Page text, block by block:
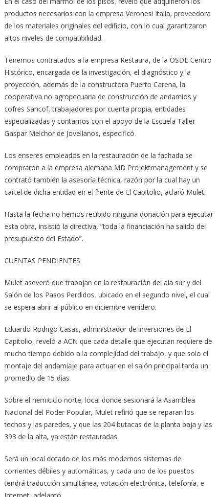
productos necesarios con la empresa Veronesi Italia, proveedora
de los materiales originales del edificio, con lo cual garantizaron
altos niveles de compatibilidad.
Tenemos contratados a la empresa Restaura, de la OSDE Centro
Histórico, encargada de la investigación, el diagnóstico y la
proyección, además de la constructora Puerto Carena, la
cooperativa no agropecuaria de construcción de andamios y
cofres Sancof, trabajadores por cuenta propia, entidades
especializadas y contamos con el apoyo de la Escuela Taller
Gaspar Melchor de Jovellanos, especificó.
Los enseres empleados en la restauración de la fachada se
compraron a la empresa alemana MD Projektmanagement y se
contrató también la asesoría técnica, razón por la cual hay un
cartel de dicha entidad en el frente de El Capitolio, aclaró Mulet.
Hasta la fecha no hemos recibido ninguna donación para ejecutar
esta obra, insistió la directiva, “toda la financiación ha salido del
presupuesto del Estado”.
CUENTAS PENDIENTES
Mulet aseveró que trabajan en la restauración del ala sur y del
Salón de los Pasos Perdidos, ubicado en el segundo nivel, el cual
se espera abrir al público en diciembre venidero.
Eduardo Rodrigo Casas, administrador de inversiones de El
Capitolio, reveló a ACN que cada detalle que ejecutan requiere de
mucho tiempo debido a la complejidad del trabajo, y que solo el
montaje del andamiaje para actuar en el salón principal tarda un
promedio de 15 días.
Sobre el hemiciclo norte, local donde sesionará la Asamblea
Nacional del Poder Popular, Mulet refirió que se reparan los
techos y las paredes, y que las 204 butacas de la planta baja y las
393 de la alta, ya están restauradas.
Será un local dotado de los más modernos sistemas de
corrientes débiles y automáticas, y cada uno de los puestos
tendrá traducción simultánea, votación electrónica, telefonía, e